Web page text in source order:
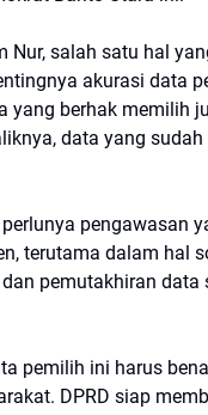
Nur, salah satu hal
akurasi data
yang berhak memilih
data yang
pengawasan
terutama dalam hal
pemutakhiran data
pemilih ini harus
DPRD siap